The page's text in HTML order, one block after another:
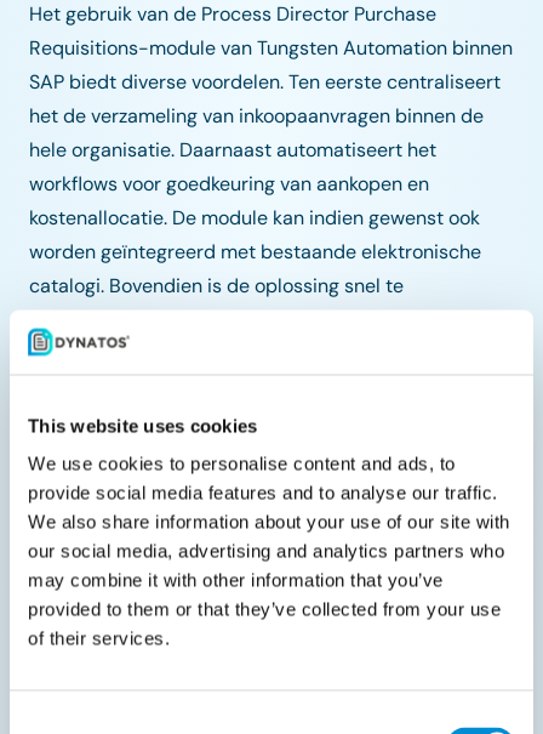
This website uses cookies
We use cookies to personalise content and ads, to
provide social media features and to analyse our traffic.
We also share information about your use of our site with
our social media, advertising and analytics partners who
may combine it with other information that you’ve
provided to them or that they’ve collected from your use
of their services.
Het gebruik van de Process Director Purchase
Requisitions-module van Tungsten Automation binnen
SAP biedt diverse voordelen. Ten eerste centraliseert
het de verzameling van inkoopaanvragen binnen de
hele organisatie. Daarnaast automatiseert het
workflows voor goedkeuring van aankopen en
kostenallocatie. De module kan indien gewenst ook
worden geïntegreerd met bestaande elektronische
catalogi. Bovendien is de oplossing snel te
het automatische validatie op basis van SAP-
instellingen.
Veelgestelde vragen